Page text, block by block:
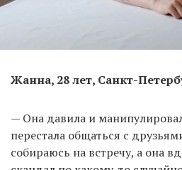
Жанна, 28 лет, Санкт-
— Она давила и
перестала общаться с
собираюсь на встречу, а она